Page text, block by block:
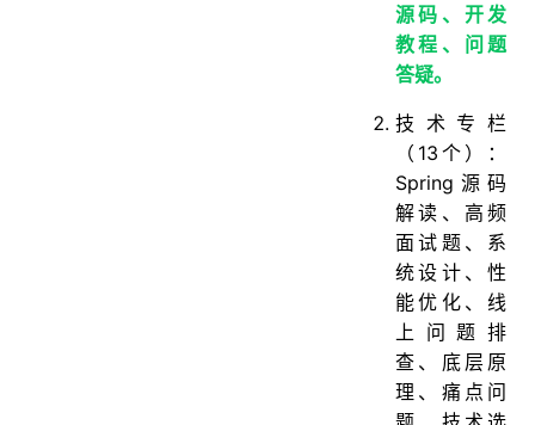
源码、开发
教程、问题
答疑。
技术专栏
（13个）：
Spring源码
解读、高频
面试题、系
统设计、性
能优化、线
上问题排
查、底层原
理、痛点问